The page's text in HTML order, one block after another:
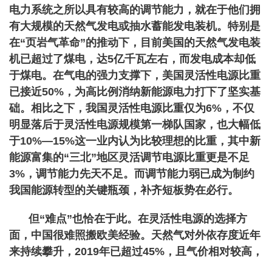
电力系统之所以具有较高的调节能力，就在于他们拥
有大规模的天然气发电或抽水蓄能发电装机。特别是
在“页岩气革命”的推动下，目前美国的天然气发电装
机已超过了煤电，达5亿千瓦左右，而发电成本却低
于煤电。在气电的强力支撑下，美国灵活性电源比重
已接近50%，为高比例消纳新能源电力打下了坚实基
础。相比之下，我国灵活性电源比重仅为6%，不仅
明显落后于灵活性电源规模第一梯队国家，也大幅低
于10%—15%这一业内认为比较理想的比重，其中新
能源富集的“三北”地区灵活调节电源比重更是不足
3%，调节能力先天不足。而调节能力弱已成为制约
我国能源转型的关键瓶颈，补齐短板势在必行。
但“难点”也恰在于此。在灵活性电源的选择方
面，中国很难照搬欧美经验。天然气对外依存度近年
来持续攀升，2019年已超过45%，且气价相对较高，